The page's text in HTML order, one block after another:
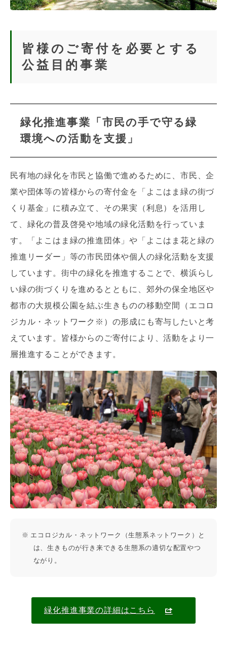
皆様のご寄付を必要とする
公益目的事業
緑化推進事業「市民の手で守る緑
環境への活動を支援」
民有地の緑化を市民と協働で進めるために、市民、企
業や団体等の皆様からの寄付金を「よこはま緑の街づ
くり基金」に積み立て、その果実（利息）を活用し
て、緑化の普及啓発や地域の緑化活動を行っていま
す。「よこはま緑の推進団体」や「よこはま花と緑の
推進リーダー」等の市民団体や個人の緑化活動を支援
しています。街中の緑化を推進することで、横浜らし
い緑の街づくりを進めるとともに、郊外の保全地区や
都市の大規模公園を結ぶ生きものの移動空間（エコロ
ジカル・ネットワーク※）の形成にも寄与したいと考
えています。皆様からのご寄付により、活動をより一
層推進することができます。
※ エコロジカル・ネットワーク（生態系ネットワーク）と
は、生きものが行き来できる生態系の適切な配置やつ
ながり。
緑化推進事業の詳細はこちら